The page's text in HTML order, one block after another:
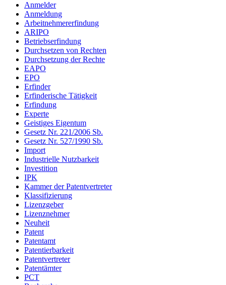
Anmelder
Anmeldung
Arbeitnehmererfindung
ARIPO
Betriebserfindung
Durchsetzen von Rechten
Durchsetzung der Rechte
EAPO
EPO
Erfinder
Erfinderische Tätigkeit
Erfindung
Experte
Geistiges Eigentum
Gesetz Nr. 221/2006 Sb.
Gesetz Nr. 527/1990 Sb.
Import
Industrielle Nutzbarkeit
Investition
IPK
Kammer der Patentvertreter
Klassifizierung
Lizenzgeber
Lizenznehmer
Neuheit
Patent
Patentamt
Patentierbarkeit
Patentvertreter
Patentämter
PCT